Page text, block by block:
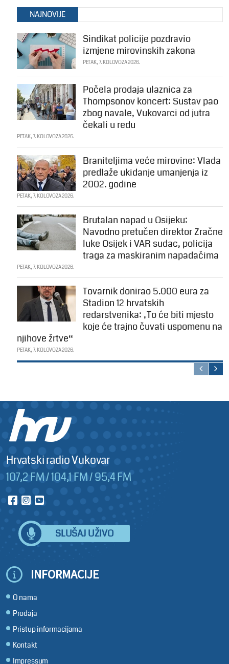
NAJNOVIJE
Sindikat policije pozdravio
izmjene mirovinskih zakona
PETAK, 7. KOLOVOZA 2026.
Počela prodaja ulaznica za
Thompsonov koncert: Sustav pao
zbog navale, Vukovarci od jutra
čekali u redu
PETAK, 7. KOLOVOZA 2026.
Braniteljima veće mirovine: Vlada
predlaže ukidanje umanjenja iz
2002. godine
PETAK, 7. KOLOVOZA 2026.
Brutalan napad u Osijeku:
Navodno pretučen direktor Zračne
luke Osijek i VAR sudac, policija
traga za maskiranim napadačima
PETAK, 7. KOLOVOZA 2026.
Tovarnik donirao 5.000 eura za
Stadion 12 hrvatskih
redarstvenika: „To će biti mjesto
koje će trajno čuvati uspomenu na
njihove žrtve“
PETAK, 7. KOLOVOZA 2026.
Hrvatski radio Vukovar
107,2 FM / 104,1 FM / 95,4 FM
SLUŠAJ UŽIVO
INFORMACIJE
O nama
Prodaja
Pristup informacijama
Kontakt
Impressum